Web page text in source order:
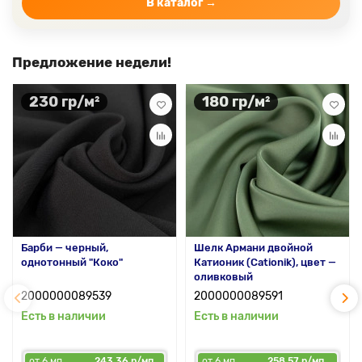
В каталог →
Предложение недели!
230 гр/м²
Барби — черный,
однотонный "Коко"
2000000089539
Есть в наличии
180 гр/м²
Шелк Армани двойной
Катионик (Cationik), цвет —
оливковый
2000000089591
Есть в наличии